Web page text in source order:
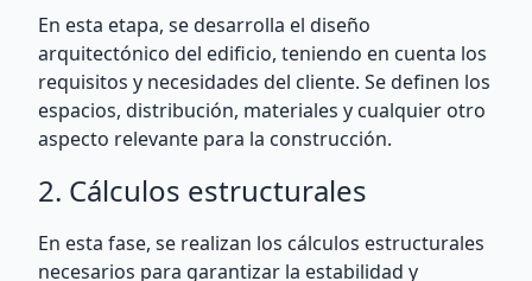
En esta etapa, se desarrolla el diseño
arquitectónico del edificio, teniendo en cuenta los
requisitos y necesidades del cliente. Se definen los
espacios, distribución, materiales y cualquier otro
aspecto relevante para la construcción.
2. Cálculos estructurales
En esta fase, se realizan los cálculos estructurales
necesarios para garantizar la estabilidad y